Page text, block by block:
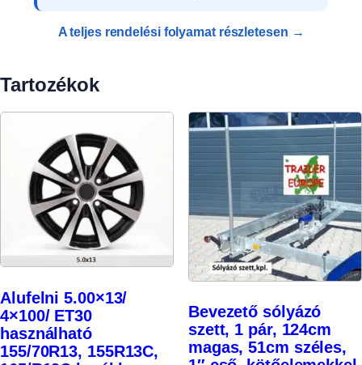
A teljes rendelési folyamat részletesen →
Tartozékok
Alufelni 5.00×13/
4×100/ ET30
használható
155/70R13, 155R13C,
Bevezető sólyázó
szett, 1 pár, 124cm
magas, 51cm széles,